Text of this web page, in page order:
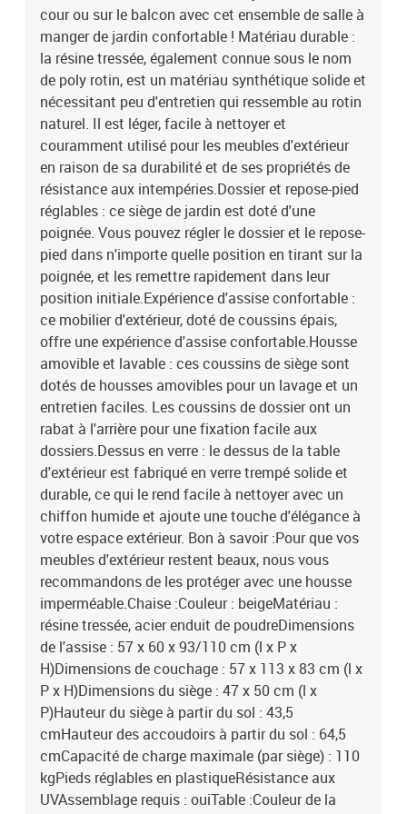
é)Dimensions du coussin de dossier : 65 x 48 x 4 cm (L x l x é)La
livraison contient :4 x chaise de jardin inclinable1 x table4 x
coussin de dossier4 x coussin de siège avec housse amovible et
lavable
cour ou sur le balcon avec cet ensemble de salle à
manger de jardin confortable ! Matériau durable :
la résine tressée, également connue sous le nom
de poly rotin, est un matériau synthétique solide et
nécessitant peu d'entretien qui ressemble au rotin
naturel. Il est léger, facile à nettoyer et
couramment utilisé pour les meubles d'extérieur
en raison de sa durabilité et de ses propriétés de
résistance aux intempéries.Dossier et repose-pied
réglables : ce siège de jardin est doté d'une
poignée. Vous pouvez régler le dossier et le repose-
pied dans n'importe quelle position en tirant sur la
poignée, et les remettre rapidement dans leur
position initiale.Expérience d'assise confortable :
ce mobilier d'extérieur, doté de coussins épais,
offre une expérience d'assise confortable.Housse
amovible et lavable : ces coussins de siège sont
dotés de housses amovibles pour un lavage et un
entretien faciles. Les coussins de dossier ont un
rabat à l'arrière pour une fixation facile aux
dossiers.Dessus en verre : le dessus de la table
d'extérieur est fabriqué en verre trempé solide et
durable, ce qui le rend facile à nettoyer avec un
chiffon humide et ajoute une touche d'élégance à
votre espace extérieur. Bon à savoir :Pour que vos
meubles d'extérieur restent beaux, nous vous
recommandons de les protéger avec une housse
imperméable.Chaise :Couleur : beigeMatériau :
résine tressée, acier enduit de poudreDimensions
de l'assise : 57 x 60 x 93/110 cm (l x P x
H)Dimensions de couchage : 57 x 113 x 83 cm (l x
P x H)Dimensions du siège : 47 x 50 cm (l x
P)Hauteur du siège à partir du sol : 43,5
cmHauteur des accoudoirs à partir du sol : 64,5
cmCapacité de charge maximale (par siège) : 110
kgPieds réglables en plastiqueRésistance aux
UVAssemblage requis : ouiTable :Couleur de la